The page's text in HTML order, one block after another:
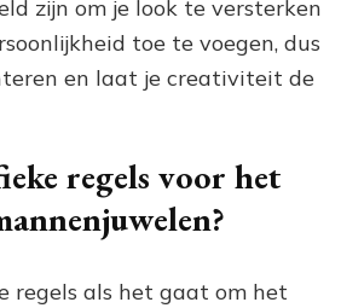
zijn om je look te versterken
toe te voegen, dus
en laat je creativiteit de
regels voor het
regels als het gaat om het